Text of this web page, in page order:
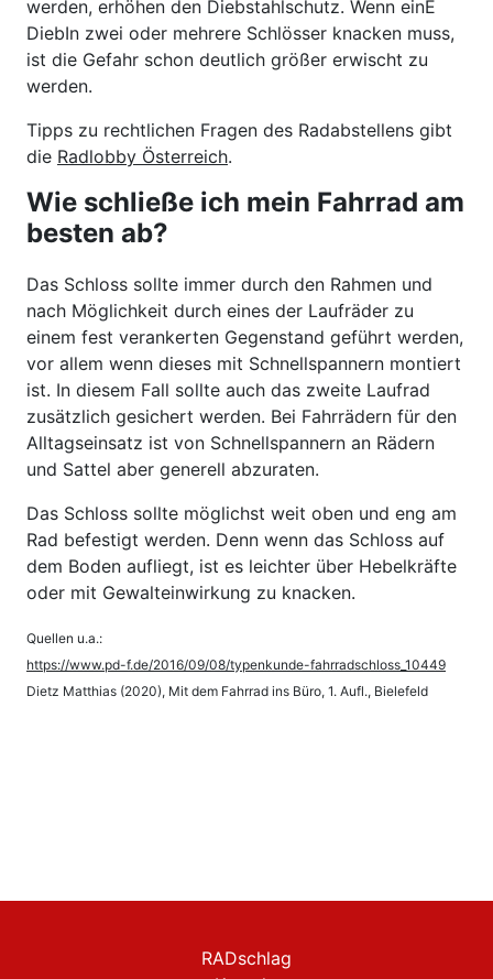
werden, erhöhen den Diebstahlschutz. Wenn einE
DiebIn zwei oder mehrere Schlösser knacken muss,
ist die Gefahr schon deutlich größer erwischt zu
werden.
Tipps zu rechtlichen Fragen des Radabstellens gibt
die Radlobby Österreich.
Wie schließe ich mein Fahrrad am
besten ab?
Das Schloss sollte immer durch den Rahmen und
nach Möglichkeit durch eines der Laufräder zu
einem fest verankerten Gegenstand geführt werden,
vor allem wenn dieses mit Schnellspannern montiert
ist. In diesem Fall sollte auch das zweite Laufrad
zusätzlich gesichert werden. Bei Fahrrädern für den
Alltagseinsatz ist von Schnellspannern an Rädern
und Sattel aber generell abzuraten.
Das Schloss sollte möglichst weit oben und eng am
Rad befestigt werden. Denn wenn das Schloss auf
dem Boden aufliegt, ist es leichter über Hebelkräfte
oder mit Gewalteinwirkung zu knacken.
Quellen u.a.:
https://www.pd-f.de/2016/09/08/typenkunde-fahrradschloss_10449
Dietz Matthias (2020), Mit dem Fahrrad ins Büro, 1. Aufl., Bielefeld
RADschlag